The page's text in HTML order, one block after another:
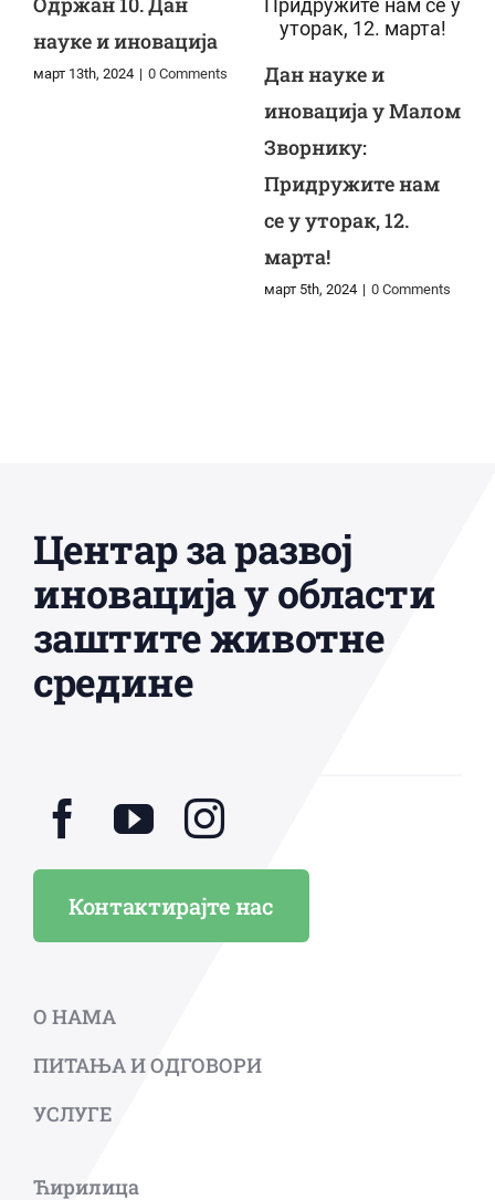
науке и иновација
март 13th, 2024 | 0 Comments
Дан науке и
иновација у Малом
Зворнику:
Придружите нам
се у уторак, 12.
марта!
март 5th, 2024 | 0 Comments
Центар за развој
иновација у области
заштите животне
средине
Контактирајте нас
О НАМА
ПИТАЊА И ОДГОВОРИ
УСЛУГЕ
Ћирилица